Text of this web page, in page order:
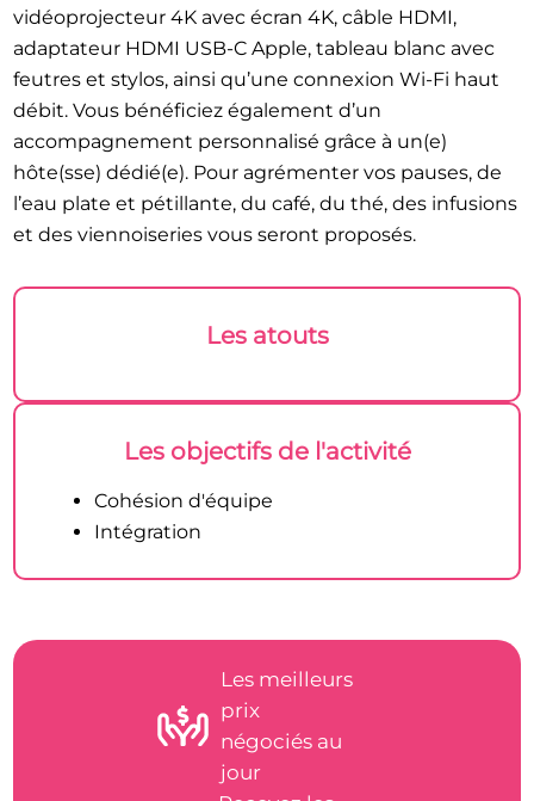
vidéoprojecteur 4K avec écran 4K, câble HDMI,
adaptateur HDMI USB-C Apple, tableau blanc avec
feutres et stylos, ainsi qu’une connexion Wi-Fi haut
débit. Vous bénéficiez également d’un
accompagnement personnalisé grâce à un(e)
hôte(sse) dédié(e). Pour agrémenter vos pauses, de
l’eau plate et pétillante, du café, du thé, des infusions
et des viennoiseries vous seront proposés.
Les atouts
Les objectifs de l'activité
Cohésion d'équipe
Intégration
Les meilleurs
prix
négociés au
jour